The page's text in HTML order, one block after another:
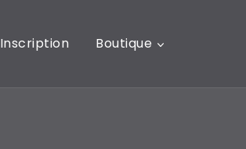
Inscription Boutique